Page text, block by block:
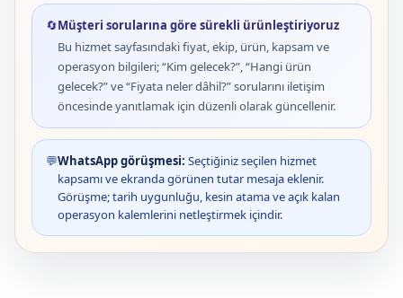
🔄Müşteri sorularına göre sürekli ürünleştiriyoruz
Bu hizmet sayfasındaki fiyat, ekip, ürün, kapsam ve
operasyon bilgileri; “Kim gelecek?”, “Hangi ürün
gelecek?” ve “Fiyata neler dâhil?” sorularını iletişim
öncesinde yanıtlamak için düzenli olarak güncellenir.
💬WhatsApp görüşmesi: Seçtiğiniz seçilen hizmet
kapsamı ve ekranda görünen tutar mesaja eklenir.
Görüşme; tarih uygunluğu, kesin atama ve açık kalan
operasyon kalemlerini netleştirmek içindir.